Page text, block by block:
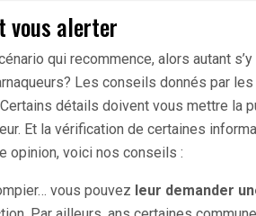
vous alerter
qui recommence, alors autant
Les conseils donnés par
détails doivent vous mettre la
Et la vérification de certaines
opinion, voici nos conseils :
vous pouvez leur demander